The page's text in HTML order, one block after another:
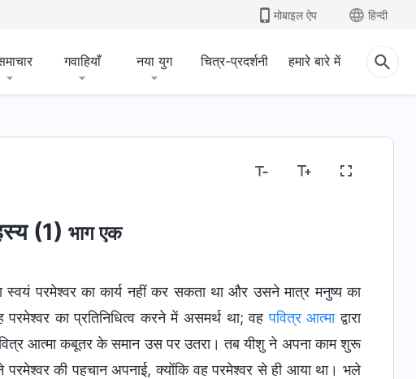
मोबाइल ऐप हिन्दी
गवाहियाँ नया युग चित्र-प्रदर्शनी हमारे बारे में
(1) भाग एक
स्वयं परमेश्वर का कार्य नहीं कर सकता था और उसने मात्र मनुष्य का
परमेश्वर का प्रतिनिधित्व करने में असमर्थ था; वहपवित्र आत्माद्वारा
आत्मा कबूतर के समान उस पर उतरा। तब यीशु ने अपना काम शुरू
की पहचान अपनाई, क्योंकि वह परमेश्वर से ही आया था। भले